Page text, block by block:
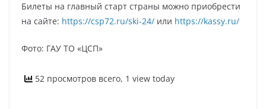
Билеты на главный старт страны можно приобрести
на сайте: https://csp72.ru/ski-24/ или https://kassy.ru/
Фото: ГАУ ТО «ЦСП»
52 просмотров всего, 1 view today